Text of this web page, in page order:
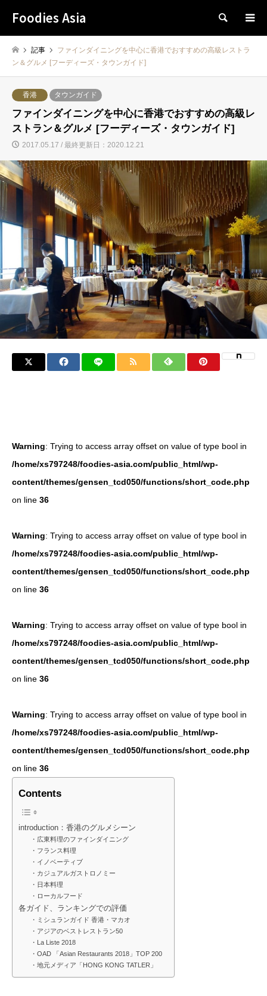
Foodies Asia 検索
記事
ファインダイニングを中心に香港でおすすめの高級レストラ
ン＆グルメ [フーディーズ・タウンガイド]
香港 タウンガイド
ファインダイニングを中心に香港でおすすめの高級レ
ストラン＆グルメ [フーディーズ・タウンガイド]
2017.05.17 / 最終更新日：2020.12.21
Warning: Trying to access array offset on value of type bool in
/home/xs797248/foodies-asia.com/public_html/wp-
content/themes/gensen_tcd050/functions/short_code.php
on line 36
Warning: Trying to access array offset on value of type bool in
/home/xs797248/foodies-asia.com/public_html/wp-
content/themes/gensen_tcd050/functions/short_code.php
on line 36
Warning: Trying to access array offset on value of type bool in
/home/xs797248/foodies-asia.com/public_html/wp-
content/themes/gensen_tcd050/functions/short_code.php
on line 36
Warning: Trying to access array offset on value of type bool in
/home/xs797248/foodies-asia.com/public_html/wp-
content/themes/gensen_tcd050/functions/short_code.php
on line 36
Contents
introduction：香港のグルメシーン
・広東料理のファインダイニング
・フランス料理
・イノベーティブ
・カジュアルガストロノミー
・日本料理
・ローカルフード
各ガイド、ランキングでの評価
・ミシュランガイド 香港・マカオ
・アジアのベストレストラン50
・La Liste 2018
・OAD 「Asian Restaurants 2018」TOP 200
・地元メディア「HONG KONG TATLER」